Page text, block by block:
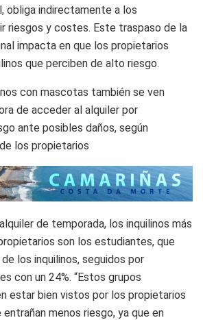
obliga indirectamente a los
riesgos y costes. Este traspaso de la
impacta en que los propietarios
que perciben de alto riesgo.
con mascotas también se ven
de acceder al alquiler por
ante posibles daños, según
los propietarios
de temporada, los inquilinos más
son los estudiantes, que
los inquilinos, seguidos por
con un 24%. “Estos grupos
estar bien vistos por los propietarios
menos riesgo, ya que en